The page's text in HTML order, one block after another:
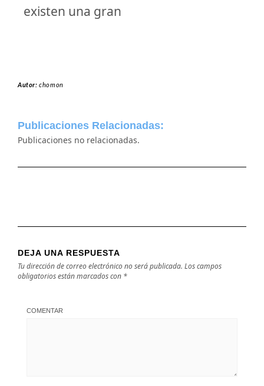
existen una gran
Autor:chomon
Publicaciones Relacionadas:
Publicaciones no relacionadas.
DEJA UNA RESPUESTA
Tu dirección de correo electrónico no será publicada. Los campos
obligatorios están marcados con *
COMENTAR